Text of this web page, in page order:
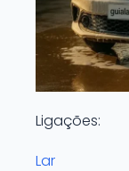
Ligações:
Lar